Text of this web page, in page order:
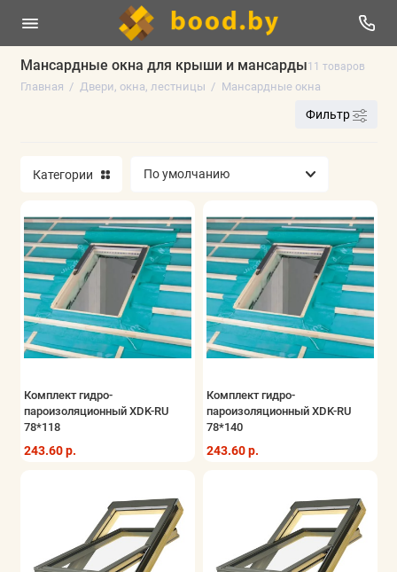
Мансардные окна для крыши и мансарды11 товаров
Главная Двери, окна, лестницы Мансардные окна
Чердачные лестницы
Оклады для мансардных окон
Аксессуары для мансардных окон
Замки и фурнитура
Показать все
Фильтр
Категории
Комплект гидро-
пароизоляционный ХDK-RU
78*118
243.60 р.
Комплект гидро-
пароизоляционный ХDK-RU
78*140
243.60 р.